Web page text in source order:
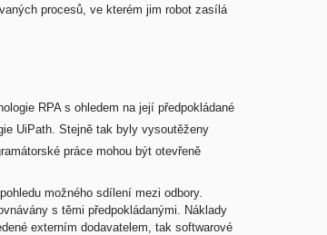
procesů, ve kterém jim robot zasílá
RPA s ohledem na její předpokládané
UiPath. Stejně tak byly vysoutěženy
práce mohou být otevřeně
možného sdílení mezi odbory.
s těmi předpokládanými. Náklady
externím dodavatelem, tak softwarové